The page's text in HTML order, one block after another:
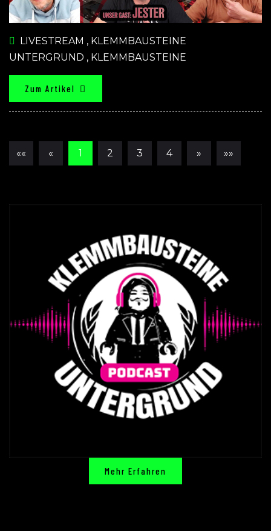
LIVESTREAM , KLEMMBAUSTEINE
UNTERGRUND , KLEMMBAUSTEINE
Zum Artikel
«« « 1 2 3 4 » »»
Mehr Erfahren